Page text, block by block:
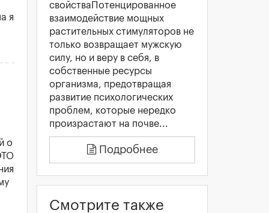
я
о
свойстваПотенцированное
взаимодействие мощных
растительных стимуляторов не
только возвращает мужскую
силу, но и веру в себя, в
собственные ресурсы
организма, предотвращая
развитие психологических
проблем, которые нередко
произрастают на почве...
Подробнее
Смотрите также